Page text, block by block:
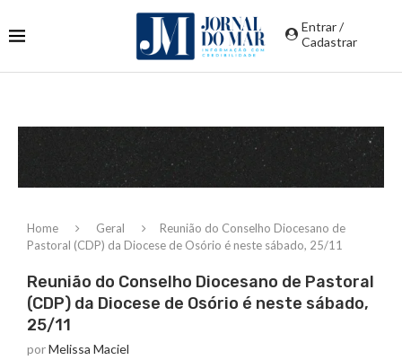
Entrar /
Cadastrar
Home Geral
Reunião do Conselho Diocesano de
Pastoral (CDP) da Diocese de Osório é neste sábado, 25/11
Reunião do Conselho Diocesano de Pastoral
(CDP) da Diocese de Osório é neste sábado,
25/11
porMelissa Maciel